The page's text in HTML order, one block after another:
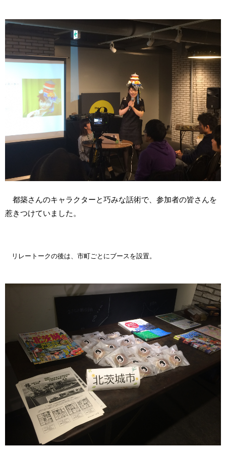
都築さんのキャラクターと巧みな話術で、参加者の皆さんを
惹きつけていました。
リレートークの後は、市町ごとにブースを設置。